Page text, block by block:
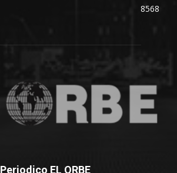
8568
Periodico EL ORBE